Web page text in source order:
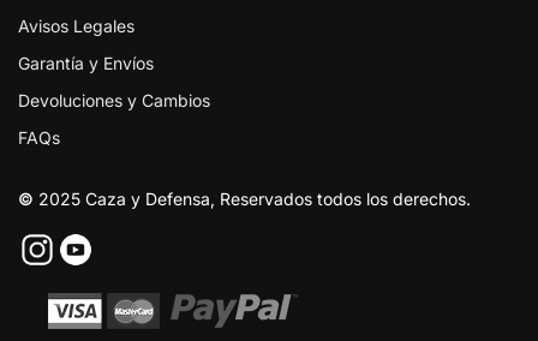
Avisos Legales
Garantía y Envíos
Devoluciones y Cambios
FAQs
© 2025 Caza y Defensa, Reservados todos los derechos.